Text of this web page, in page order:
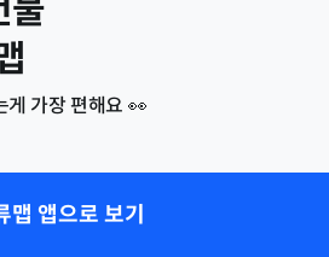
물
게 가장 편해요 👀
맵 앱으로 보기